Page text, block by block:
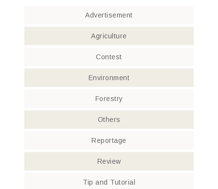
Advertisement
Agriculture
Contest
Environment
Forestry
Others
Reportage
Review
Tip and Tutorial